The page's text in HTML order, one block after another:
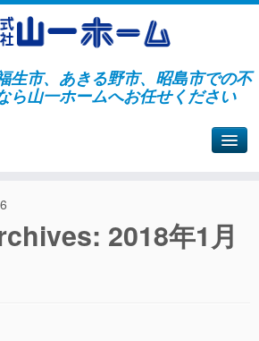
生市、あきる野市、昭島市での不
ら山一ホームへお任せください
2018年1月